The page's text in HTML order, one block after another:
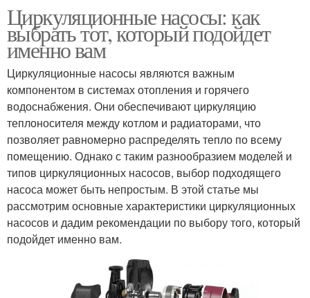
Циркуляционные насосы: как
выбрать тот, который подойдет
именно вам
Циркуляционные насосы являются важным
компонентом в системах отопления и горячего
водоснабжения. Они обеспечивают циркуляцию
теплоносителя между котлом и радиаторами, что
позволяет равномерно распределять тепло по всему
помещению. Однако с таким разнообразием моделей и
типов циркуляционных насосов, выбор подходящего
насоса может быть непростым. В этой статье мы
рассмотрим основные характеристики циркуляционных
насосов и дадим рекомендации по выбору того, который
подойдет именно вам.